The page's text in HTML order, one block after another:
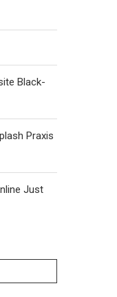
Black-
Praxis
Just